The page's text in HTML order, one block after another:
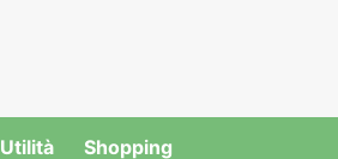
Utilità Shopping